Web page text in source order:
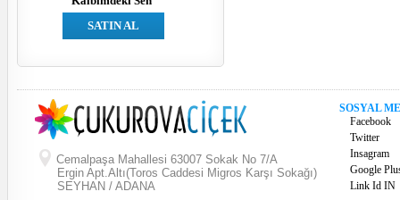
SATIN AL
Cemalpaşa Mahallesi 63007 Sokak No 7/A
Ergin Apt.Altı(Toros Caddesi Migros Karşı Sokağı)
SEYHAN / ADANA
SOSYAL
Facebook
Twitter
Insagram
Google
Link Id IN